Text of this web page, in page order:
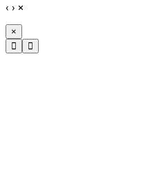
‹ › ×
×